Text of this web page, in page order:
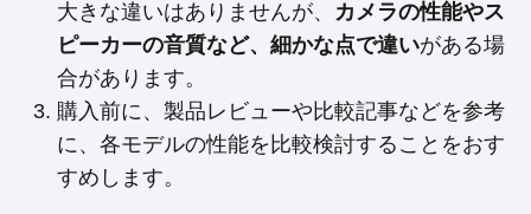
大きな違いはありませんが、 カメラの性能やス
ピーカーの音質など、細かな点で違いがある場
合があります。
購入前に、製品レビューや比較記事などを参考
に、各モデルの性能を比較検討することをおす
すめします。